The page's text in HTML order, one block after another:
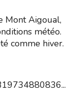
Mont Aigoual,
météo.
comme hiver.